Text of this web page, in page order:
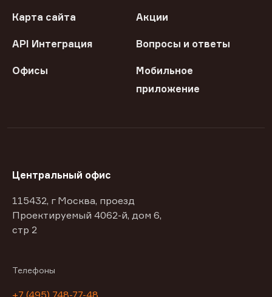
Карта сайта Акции
API Интеграция Вопросы и ответы
Офисы
Мобильное
приложение
Центральный офис
115432, г Москва, проезд
Проектируемый 4062-й, дом 6,
стр 2
Телефоны